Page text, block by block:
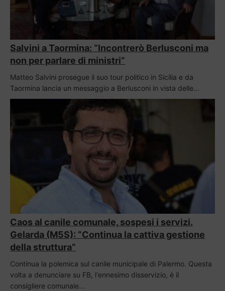
Salvini a Taormina: “Incontrerò Berlusconi ma
non per parlare di ministri”
Matteo Salvini prosegue il suo tour politico in Sicilia e da
Taormina lancia un messaggio a Berlusconi in vista delle…
Caos al canile comunale, sospesi i servizi.
Gelarda (M5S): “Continua la cattiva gestione
della struttura”
Continua la polemica sul canile municipale di Palermo. Questa
volta a denunciare su FB, l'ennesimo disservizio, è il
consigliere comunale…